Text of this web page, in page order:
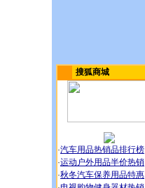
搜狐商城
·汽车用品热销品排行榜
·运动户外用品半价热销
·秋冬汽车保养用品特惠